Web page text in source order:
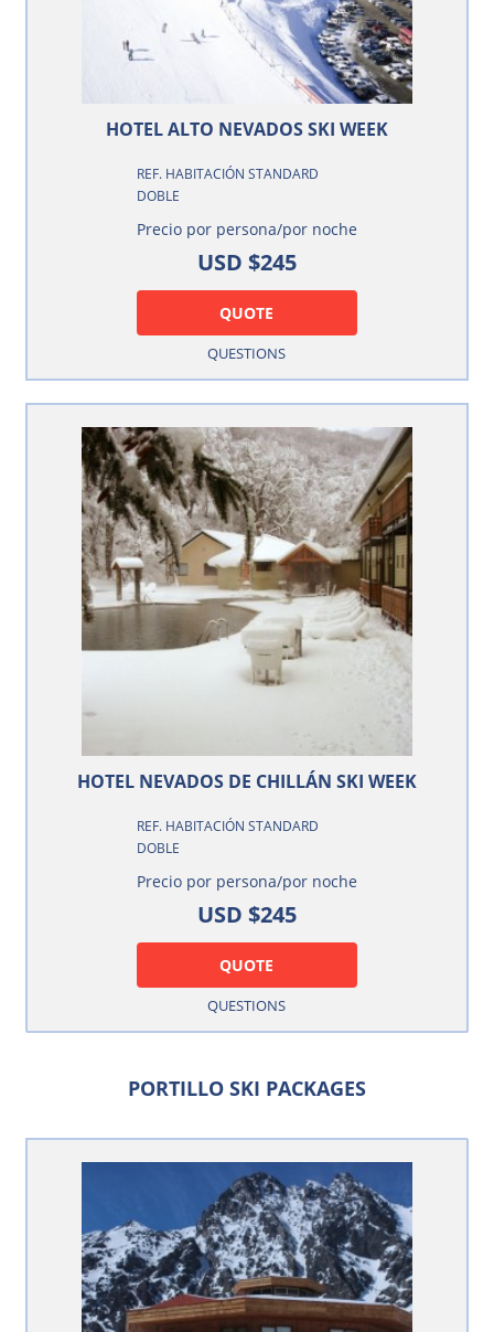
HOTEL ALTO NEVADOS SKI WEEK
REF. HABITACIÓN STANDARD
DOBLE
Precio por persona/por noche
USD $245
QUOTE
QUESTIONS
HOTEL NEVADOS DE CHILLÁN SKI WEEK
REF. HABITACIÓN STANDARD
DOBLE
Precio por persona/por noche
USD $245
QUOTE
QUESTIONS
PORTILLO SKI PACKAGES